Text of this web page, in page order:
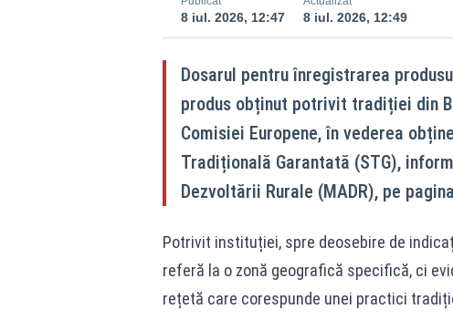
8 iul. 2026, 12:47 8 iul. 2026, 12:49
Dosarul pentru înregistrarea
produs obținut potrivit tradiției din
Comisiei Europene, în vederea
Tradițională Garantată (STG),
Dezvoltării Rurale (MADR), pe
Potrivit instituției, spre deosebire de
referă la o zonă geografică specifică, ci
rețetă care corespunde unei practici